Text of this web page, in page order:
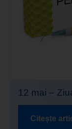
12 mai –
Citește